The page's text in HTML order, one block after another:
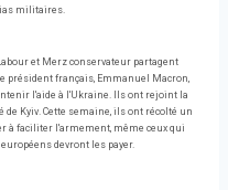
militaires.
et Merz conservateur partagent
président français, Emmanuel Macron,
l'aide à l'Ukraine. Ils ont rejoint la
de Kyiv. Cette semaine, ils ont récolté un
à faciliter l'armement, même ceux qui
devront les payer.